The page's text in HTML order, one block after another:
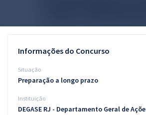
Blog
Aprovados
Informações do Concurso
Situação
Preparação a longo prazo
Instituição
DEGASE RJ - Departamento Geral de